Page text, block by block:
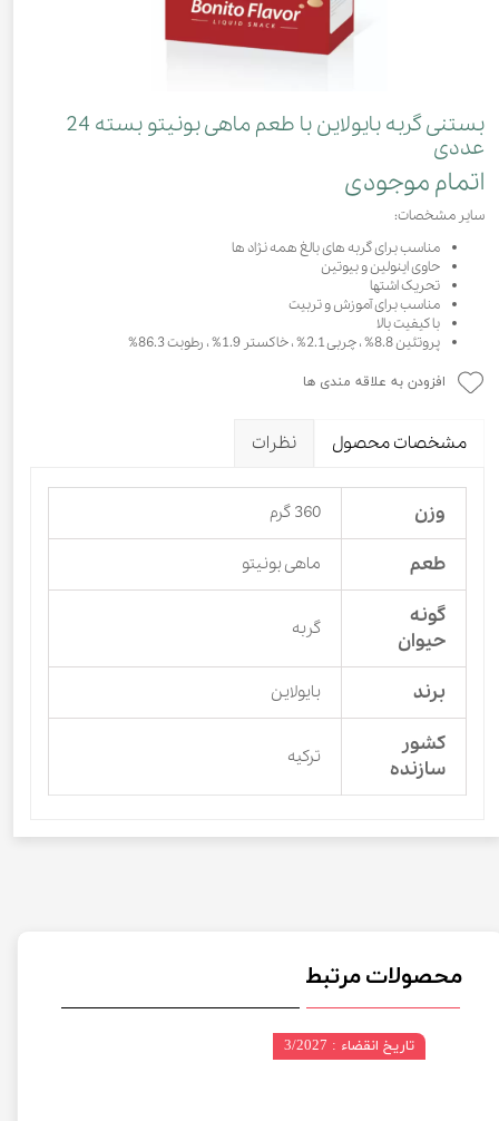
بستنی گربه بایولاین با طعم ماهی بونیتو بسته 24
عددی
اتمام موجودی
سایر مشخصات:
مناسب برای گربه های بالغ همه نژاد ها
حاوی اینولین و بیوتین
تحریک اشتها
مناسب برای آموزش و تربیت
با کیفیت بالا
پروتئین 8.8% ، چربی 2.1% ، خاکستر 1.9% ، رطوبت 86.3%
افزودن به علاقه مندی ها
مشخصات محصول نظرات
وزن 360 گرم
طعم ماهی بونیتو
گونه
حیوان
گربه
برند بایولاین
کشور
سازنده
ترکیه
محصولات مرتبط
تاریخ انقضاء : 3/2027